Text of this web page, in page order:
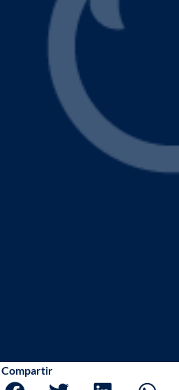
Compartir